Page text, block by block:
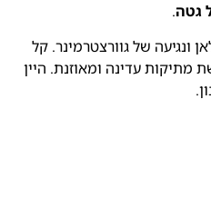
גטה.
ונגיעה של גוורצטרמינר. קל
מתיקות עדינה ומאוזנת. היין